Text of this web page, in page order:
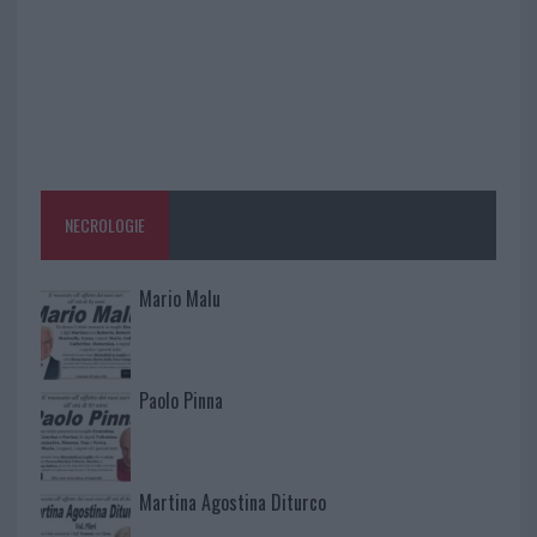
NECROLOGIE
Mario Malu
Paolo Pinna
Martina Agostina Diturco